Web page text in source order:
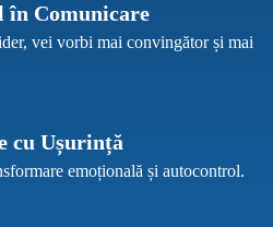
Comunicare
vei vorbi mai convingător și mai
cu Ușurință